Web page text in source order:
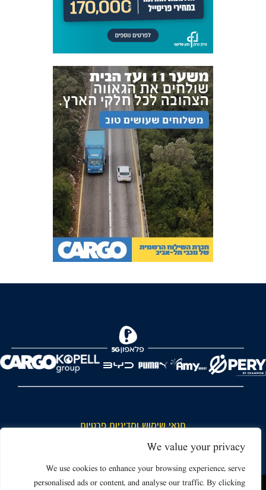
We value your privacy
We use cookies to enhance your browsing experience, serve
personalised ads or content, and analyse our traffic. By clicking
FOREVER
תנאי שימוש ומדיניות פרטיות
כללי כניסה והתנהגות באצטדיון ותנאי שימוש בכרטיסים
דרושים
צור קשר